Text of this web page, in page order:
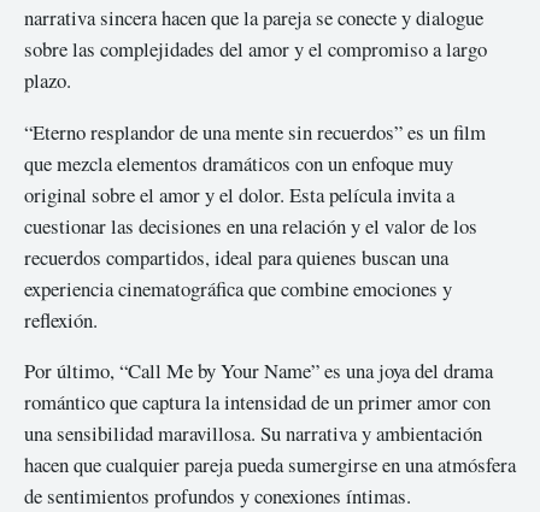
narrativa sincera hacen que la pareja se conecte y dialogue
sobre las complejidades del amor y el compromiso a largo
plazo.
“Eterno resplandor de una mente sin recuerdos” es un film
que mezcla elementos dramáticos con un enfoque muy
original sobre el amor y el dolor. Esta película invita a
cuestionar las decisiones en una relación y el valor de los
recuerdos compartidos, ideal para quienes buscan una
experiencia cinematográfica que combine emociones y
reflexión.
Por último, “Call Me by Your Name” es una joya del drama
romántico que captura la intensidad de un primer amor con
una sensibilidad maravillosa. Su narrativa y ambientación
hacen que cualquier pareja pueda sumergirse en una atmósfera
de sentimientos profundos y conexiones íntimas.